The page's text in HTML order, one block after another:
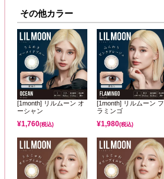
その他カラー
[1month] リルムーン オ
ーシャン
¥1,760(税込)
[1month] リルムーン フ
ラミンゴ
¥1,980(税込)